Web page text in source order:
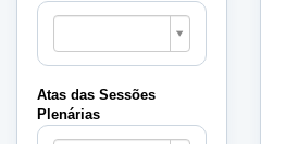
Pautas
Sessões
Plenárias
Atas das Sessões
Plenárias
Atas